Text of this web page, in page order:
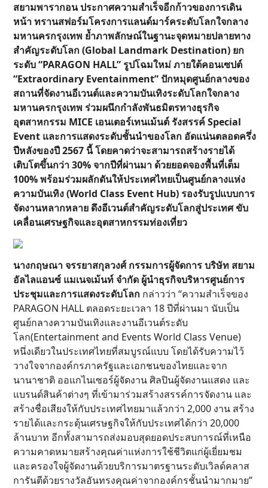
สยามพารากอน ประกาศความสำเร็จอีกก้าวของการเดิน
หน้า ทรานสฟอร์มโครงการแลนด์มาร์คระดับโลกใจกลาง
มหานครกรุงเทพ ย้ำภาพลักษณ์ในฐานะจุดหมายปลายทาง
สำคัญระดับโลก (Global Landmark Destination) ยก
ระดับ “PARAGON HALL” รูปโฉมใหม่ ภายใต้คอนเซปต์
“Extraordinary Eventainment” ปักหมุดศูนย์กลางของ
สถานที่จัดงานอีเวนต์และความบันเทิงระดับโลกใจกลาง
มหานครกรุงเทพ ร่วมผนึกกำลังพันธมิตรทางธุรกิจ
อุตสาหกรรม MICE เอนเตอร์เทนเม้นต์ รังสรรค์ Special
Event และการแสดงระดับชั้นนำของโลก อัดแน่นตลอดครึ่ง
ปีหลังของปี 2567 นี้ โดยคาดว่าจะสามารถสร้างรายได้
เติบโตขึ้นกว่า 30% จากปีที่ผ่านมา ด้วยยอดจองพื้นที่เต็ม
100% พร้อมร่วมผลักดันให้ประเทศไทยเป็นศูนย์กลางแห่ง
ความบันเทิง (World Class Event Hub) รองรับรูปแบบการ
จัดงานหลากหลาย ดึงอีเวนต์สำคัญระดับโลกสู่ประเทศ ขับ
เคลื่อนเศรษฐกิจและอุตสาหกรรมท่องเที่ยว
นางกฤษณา จรรยาสกุลวงศ์ กรรมการผู้จัดการ บริษัท สยาม
อัลไลแอนซ์ แมเนจเม้นท์ จำกัด ผู้นำธุรกิจบริหารศูนย์การ
ประชุมและการแสดงระดับโลก กล่าวว่า “ความสำเร็จของ
PARAGON HALL ตลอดระยะเวลา 18 ปีที่ผ่านมา นับเป็น
ศูนย์กลางความบันเทิงและงานอีเวนต์ระดับ
โลก(Entertainment and Events World Class Venue)
หนึ่งเดียวในประเทศไทยที่สมบูรณ์แบบ โดยได้รับความไว้
วางใจจากองค์กรภาครัฐและเอกชนของไทยและจาก
นานาชาติ ออแกไนเซอร์ผู้จัดงาน ศิลปินผู้จัดงานแสดง และ
แบรนด์สินค้าต่างๆ ที่เข้ามาร่วมสร้างสรรค์การจัดงาน และ
สร้างชื่อเสียงให้กับประเทศไทยมาแล้วกว่า 2,000 งาน สร้าง
รายได้และกระตุ้นเศรษฐกิจให้กับประเทศได้กว่า 20,000
ล้านบาท อีกทั้งสามารถส่งมอบสุดยอดประสบการณ์ที่เหนือ
ความคาดหมายสร้างคุณค่าแห่งการใช้ชีวิตแก่ผู้เยี่ยมชม
และครองใจผู้จัดงานด้วยบริการมาตรฐานระดับเวิลด์คลาส
การันตีด้วยรางวัลอันทรงคุณค่าจากองค์กรชั้นนำมากมาย”